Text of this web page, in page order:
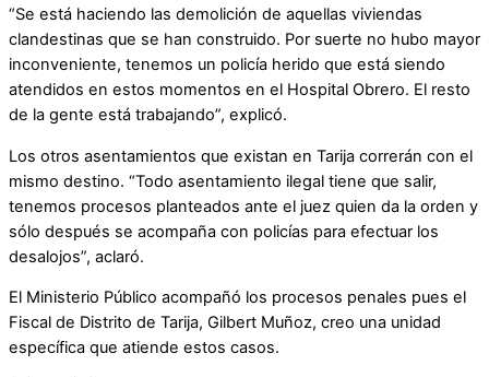
“Se está haciendo las demolición de aquellas viviendas
clandestinas que se han construido. Por suerte no hubo mayor
inconveniente, tenemos un policía herido que está siendo
atendidos en estos momentos en el Hospital Obrero. El resto
de la gente está trabajando”, explicó.
Los otros asentamientos que existan en Tarija correrán con el
mismo destino. “Todo asentamiento ilegal tiene que salir,
tenemos procesos planteados ante el juez quien da la orden y
sólo después se acompaña con policías para efectuar los
desalojos”, aclaró.
El Ministerio Público acompañó los procesos penales pues el
Fiscal de Distrito de Tarija, Gilbert Muñoz, creo una unidad
específica que atiende estos casos.